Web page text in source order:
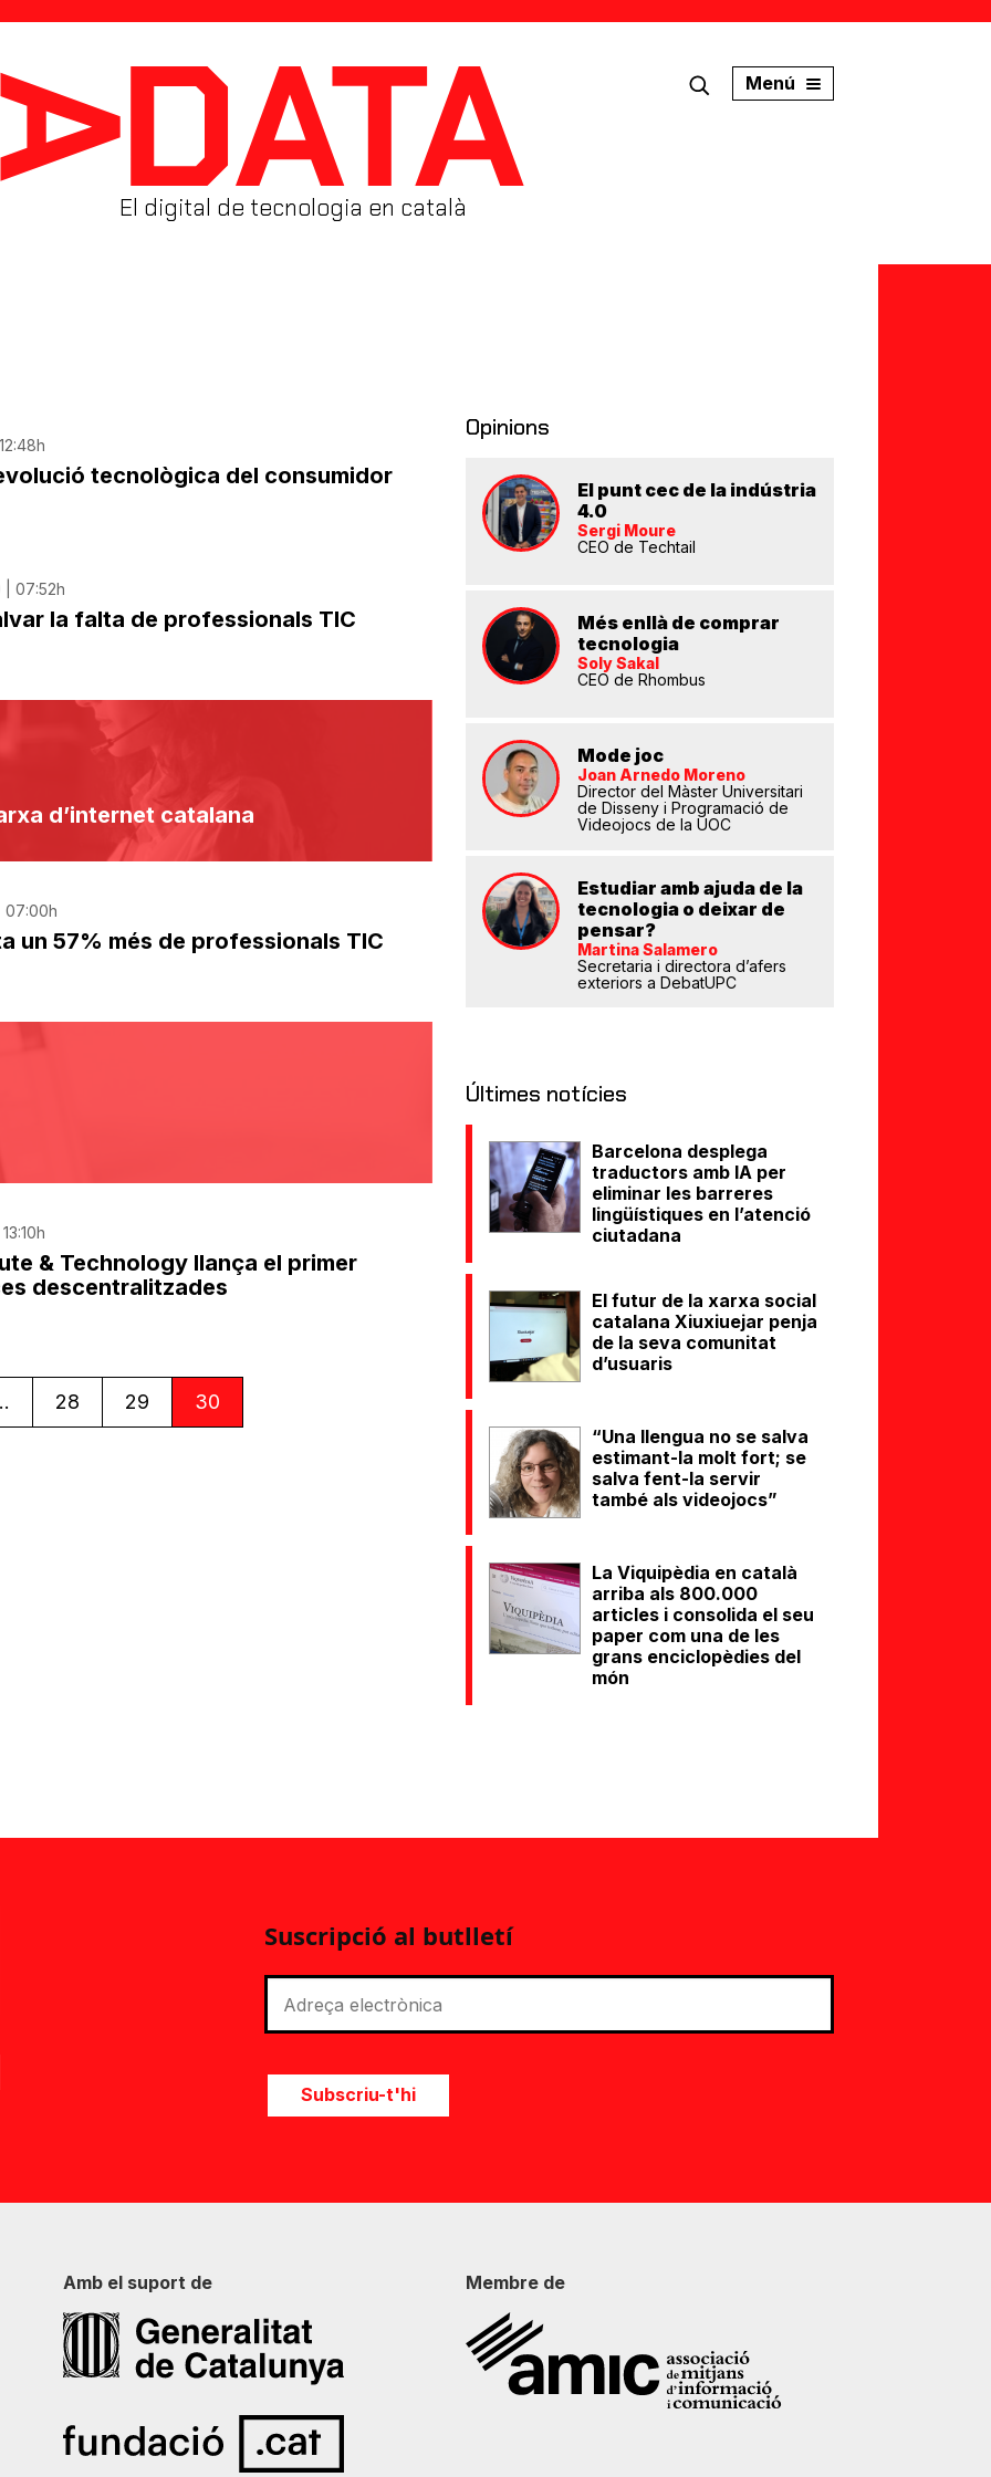
El digital de tecnologia en català
Menú
tecnològica del consumidor
| 07:52h
la falta de professionals TIC
d’internet catalana
07:00h
un 57% més de professionals TIC
& Technology llança el primer
descentralitzades
28 29 30
Opinions
El punt cec de la indústria
4.0
Sergi Moure
CEO de Techtail
Més enllà de comprar
tecnologia
Soly Sakal
CEO de Rhombus
Mode joc
Joan Arnedo Moreno
Director del Màster Universitari
de Disseny i Programació de
Videojocs de la UOC
Estudiar amb ajuda de la
tecnologia o deixar de
pensar?
Martina Salamero
Secretaria i directora d’afers
exteriors a DebatUPC
Últimes notícies
Barcelona desplega
traductors amb IA per
eliminar les barreres
lingüístiques en l’atenció
ciutadana
El futur de la xarxa social
catalana Xiuxiuejar penja
de la seva comunitat
d’usuaris
“Una llengua no se salva
estimant-la molt fort; se
salva fent-la servir
també als videojocs”
La Viquipèdia en català
arriba als 800.000
articles i consolida el seu
paper com una de les
grans enciclopèdies del
món
Suscripció al butlletí
Subscriu-t'hi
Amb el suport de Membre de